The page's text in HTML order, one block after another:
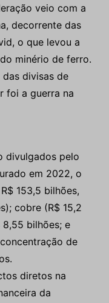
veio com a
decorrente das
o que levou a
minério de ferro.
das divisas de
foi a guerra na
divulgados pelo
em 2022, o
153,5 bilhões,
cobre (R$ 15,2
bilhões; e
de
diretos na
da